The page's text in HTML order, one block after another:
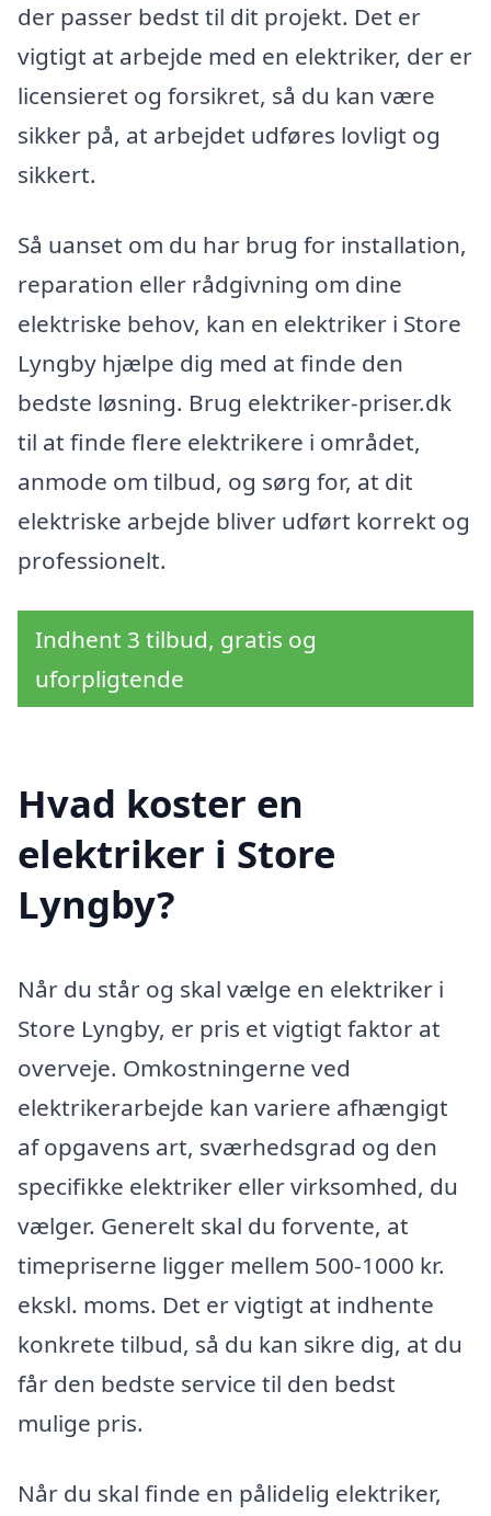
der passer bedst til dit projekt. Det er
vigtigt at arbejde med en elektriker, der er
licensieret og forsikret, så du kan være
sikker på, at arbejdet udføres lovligt og
sikkert.
Så uanset om du har brug for installation,
reparation eller rådgivning om dine
elektriske behov, kan en elektriker i Store
Lyngby hjælpe dig med at finde den
bedste løsning. Brug elektriker-priser.dk
til at finde flere elektrikere i området,
anmode om tilbud, og sørg for, at dit
elektriske arbejde bliver udført korrekt og
professionelt.
Indhent 3 tilbud, gratis og
uforpligtende
Hvad koster en
elektriker i Store
Lyngby?
Når du står og skal vælge en elektriker i
Store Lyngby, er pris et vigtigt faktor at
overveje. Omkostningerne ved
elektrikerarbejde kan variere afhængigt
af opgavens art, sværhedsgrad og den
specifikke elektriker eller virksomhed, du
vælger. Generelt skal du forvente, at
timepriserne ligger mellem 500-1000 kr.
ekskl. moms. Det er vigtigt at indhente
konkrete tilbud, så du kan sikre dig, at du
får den bedste service til den bedst
mulige pris.
Når du skal finde en pålidelig elektriker,